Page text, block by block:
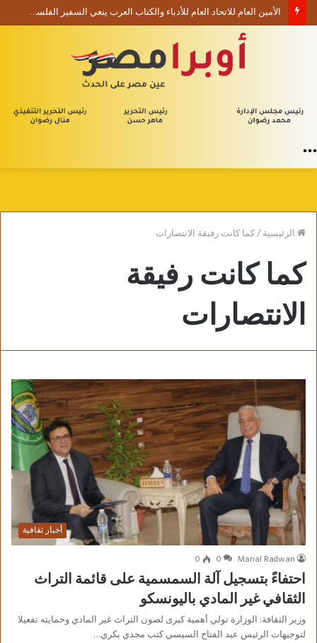
الأمين العام للاتحاد العام للأدباء والكتاب العرب ينعي السفير الفلسطيني دياب اللوح
الرئيسية/كما كانت رفيقة الانتصارات
كما كانت رفيقة
الانتصارات
أخبار ثقافية
Manal Radwan
0
0
احتفاءً بتسجيل آلة السمسمية على قائمة التراث
الثقافي غير المادي باليونسكو
وزير الثقافة: الوزارة تولي أهمية كبرى لصون التراث غير المادي وحمايته تفعيلا
لتوجيهات الرئيس عبد الفتاح السيسي كتب مجدي بكري…